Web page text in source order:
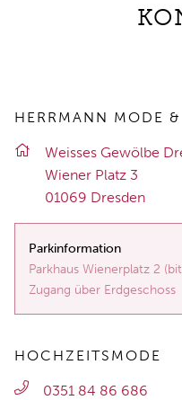
HERRMANN MODE
Weis­ses Ge­wöl­be
Wie­ner Platz 3
01069 Dres­den
Parkinformation
Parkhaus Wienerplatz 2
Zugang über Erdgeschoss
HOCHZEITSMODE
0351 84 86 686